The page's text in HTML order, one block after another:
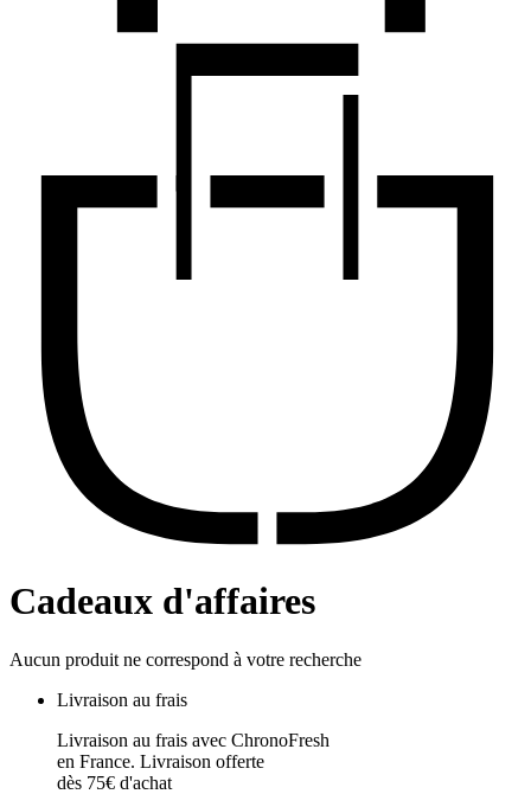
Cadeaux d'affaires
Aucun produit ne correspond à votre recherche
Livraison au frais
Livraison au frais avec ChronoFresh
en France. Livraison offerte
dès 75€ d'achat